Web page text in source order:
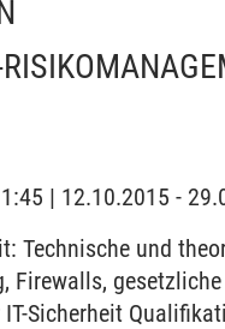
| 12.10.2015 -
Technische und
Firewalls,
Sicherheit